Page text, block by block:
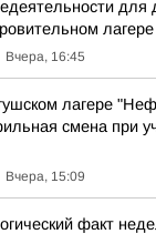
для
Вчера, 16:45
лагере
смена при
Вчера, 15:09
факт